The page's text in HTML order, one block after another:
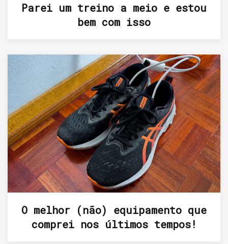
Parei um treino a meio e estou
bem com isso
O melhor (não) equipamento que
comprei nos últimos tempos!